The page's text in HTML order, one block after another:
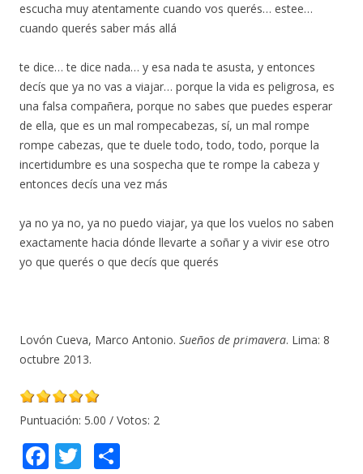
escucha muy atentamente cuando vos querés… estee…
cuando querés saber más allá
te dice… te dice nada… y esa nada te asusta, y entonces
decís que ya no vas a viajar… porque la vida es peligrosa, es
una falsa compañera, porque no sabes que puedes esperar
de ella, que es un mal rompecabezas, sí, un mal rompe
rompe cabezas, que te duele todo, todo, todo, porque la
incertidumbre es una sospecha que te rompe la cabeza y
entonces decís una vez más
ya no ya no, ya no puedo viajar, ya que los vuelos no saben
exactamente hacia dónde llevarte a soñar y a vivir ese otro
yo que querés o que decís que querés
Lovón Cueva, Marco Antonio. Sueños de primavera. Lima: 8
octubre 2013.
Puntuación: 5.00 / Votos: 2
F T